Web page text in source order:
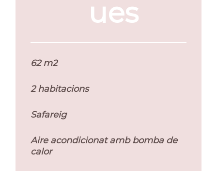
ues
62 m2
2 habitacions
Safareig
Aire acondicionat amb bomba de
calor